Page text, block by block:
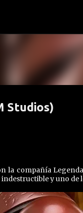
Studios)
la compañía
indestructible y uno de